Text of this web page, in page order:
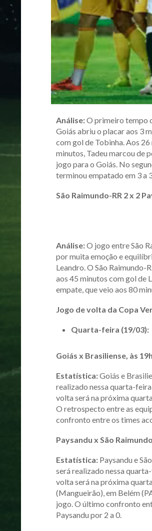
Análise:O primeiro tempo
Goiás abriu o placar aos 3
com gol de Tobinha. Aos
minutos, Tadeu marcou de
jogo para o Goiás. No
terminou empatado em 3 a
São Raimundo-RR 2 x 2
Análise:O jogo entre São
por muita emoção e
Leandro. O São Raimundo-
aos 45 minutos com gol de
empate, que veio aos 80
Jogo de volta da Copa
Quarta-feira (19/03):
Goiás x Brasiliense, às
Estatística:Goiás e
realizado nessa quarta-
volta será na próxima
O retrospecto entre as
confronto entre os times
Paysandu x São
Estatística: Paysandu e
será realizado nessa
volta será na próxima
(Mangueirão), em Belém
jogo. O último confronto
Paysandu por 2 a 0.